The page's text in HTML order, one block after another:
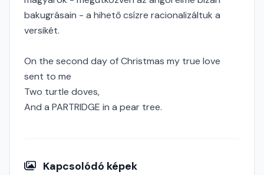
bakugrásain - a hihető csízre racionalizáltuk a
versikét.
On the second day of Christmas my true love
sent to me
Two turtle doves,
And a PARTRIDGE in a pear tree.
Kapcsolódó képek